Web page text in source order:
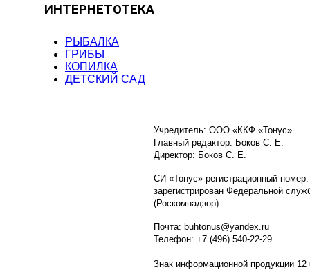
ИНТЕРНЕТОТЕКА
РЫБАЛКА
ГРИБЫ
КОПИЛКА
ДЕТСКИЙ САД
Учредитель: ООО «ККФ «Тонус»
Главный редактор: Боков С. Е.
Директор: Боков С. Е.
СИ «Тонус» регистрационный
зарегистрирован Федеральной
(Роскомнадзор).
Почта: buhtonus@yandex.ru
Телефон: +7 (496) 540-22-29
Знак информационной продукции